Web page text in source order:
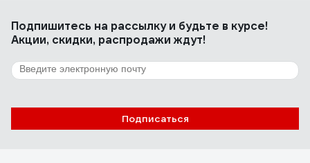
Подпишитесь на рассылкуи будьте в курсе!
Акции, скидки, распродажи ждут!
Подписаться